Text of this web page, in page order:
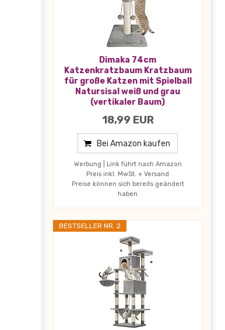
Dimaka 74cm
Katzenkratzbaum Kratzbaum
für große Katzen mit Spielball
Natursisal weiß und grau
(vertikaler Baum)
18,99 EUR
Bei Amazon kaufen
Werbung | Link führt nach Amazon
Preis inkl. MwSt. + Versand
Preise können sich bereits geändert
haben
BESTSELLER NR. 2